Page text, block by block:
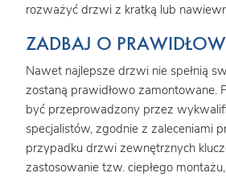
rozważyć drzwi z kratką lub
ZADBAJ O
Nawet najlepsze drzwi nie spełnią
zostaną prawidłowo zamontowane.
być przeprowadzony przez
specjalistów, zgodnie z zaleceniami
przypadku drzwi zewnętrznych
zastosowanie tzw. ciepłego